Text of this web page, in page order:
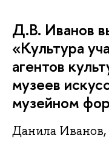
Д.В. Иванов
«Культура
агентов
музеев
музейном
Данила